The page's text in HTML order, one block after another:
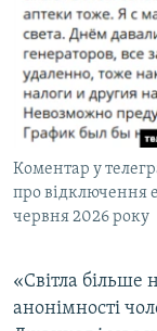
Коментар у
про відключення
червня 2026 року
«Світла більше
анонімності